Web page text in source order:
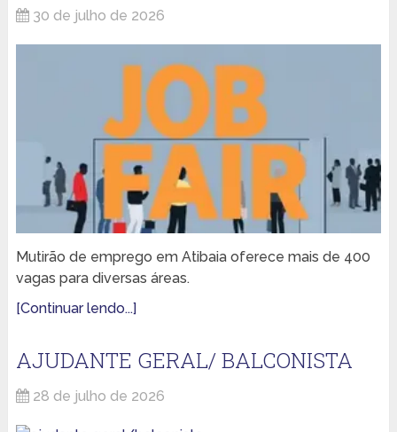
30 de julho de 2026
Mutirão de emprego em Atibaia oferece mais de 400
vagas para diversas áreas.
[Continuar lendo...]
AJUDANTE GERAL/ BALCONISTA
28 de julho de 2026